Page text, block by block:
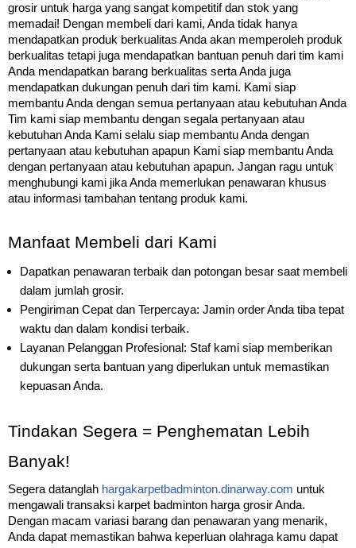
grosir untuk harga yang sangat kompetitif dan stok yang
memadai! Dengan membeli dari kami, Anda tidak hanya
mendapatkan produk berkualitas Anda akan memperoleh produk
berkualitas tetapi juga mendapatkan bantuan penuh dari tim kami
Anda mendapatkan barang berkualitas serta Anda juga
mendapatkan dukungan penuh dari tim kami. Kami siap
membantu Anda dengan semua pertanyaan atau kebutuhan Anda
Tim kami siap membantu dengan segala pertanyaan atau
kebutuhan Anda Kami selalu siap membantu Anda dengan
pertanyaan atau kebutuhan apapun Kami siap membantu Anda
dengan pertanyaan atau kebutuhan apapun. Jangan ragu untuk
menghubungi kami jika Anda memerlukan penawaran khusus
atau informasi tambahan tentang produk kami.
Manfaat Membeli dari Kami
Dapatkan penawaran terbaik dan potongan besar saat membeli
dalam jumlah grosir.
Pengiriman Cepat dan Terpercaya: Jamin order Anda tiba tepat
waktu dan dalam kondisi terbaik.
Layanan Pelanggan Profesional: Staf kami siap memberikan
dukungan serta bantuan yang diperlukan untuk memastikan
kepuasan Anda.
Tindakan Segera = Penghematan Lebih
Banyak!
Segera datanglah hargakarpetbadminton.dinarway.com untuk
mengawali transaksi karpet badminton harga grosir Anda.
Dengan macam variasi barang dan penawaran yang menarik,
Anda dapat memastikan bahwa keperluan olahraga kamu dapat